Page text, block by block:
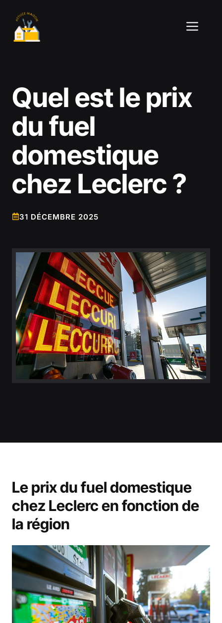
contenu
Quel est le prix
du fuel
domestique
chez Leclerc ?
31 DÉCEMBRE 2025
Le prix du fuel domestique
chez Leclerc en fonction de
la région